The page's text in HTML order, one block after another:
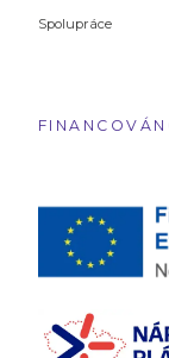
Spolupráce